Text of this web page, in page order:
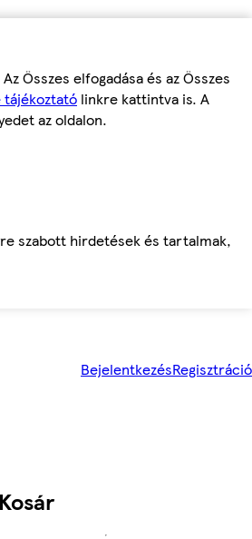
Összes elfogadása és az Összes
tájékoztató linkre kattintva is. A
az oldalon.
szabott hirdetések és tartalmak,
BejelentkezésRegisztráció
Kosár